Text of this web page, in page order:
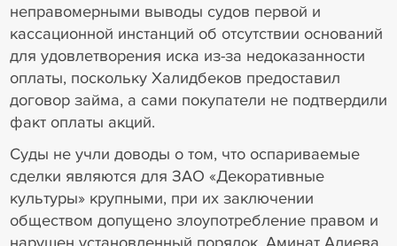
неправомерными выводы судов первой и
кассационной инстанций об отсутствии оснований
для удовлетворения иска из-за недоказанности
оплаты, поскольку Халидбеков предоставил
договор займа, а сами покупатели не подтвердили
факт оплаты акций.
Суды не учли доводы о том, что оспариваемые
сделки являются для ЗАО «Декоративные
культуры» крупными, при их заключении
обществом допущено злоупотребление правом и